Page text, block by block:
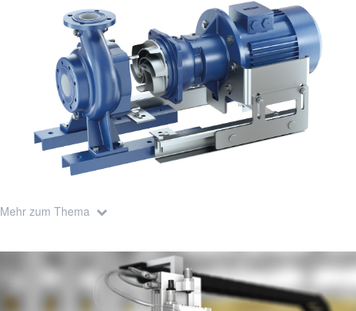
Mehr zum Thema